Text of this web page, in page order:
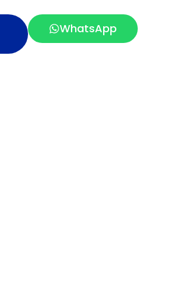
WhatsApp